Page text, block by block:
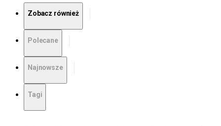
Zobacz również
Polecane
Najnowsze
Tagi